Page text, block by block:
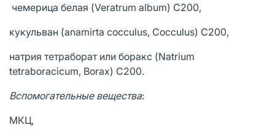
чемерица белая (Veratrum album) C200,
кукульван (anamirta cocculus, Cocculus) С200,
натрия тетраборат или боракс (Natrium
tetraboracicum, Borax) C200.
Вспомогательные вещества:
МКЦ,